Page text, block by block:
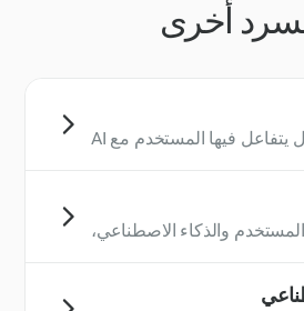
أخرى
طريقة اتصال يتفاعل فيها المستخدم مع AI
يعتمد التفاعل الصوتي على
على الكلام لتفسير المدخلات
والذكاء الاصطناعي،